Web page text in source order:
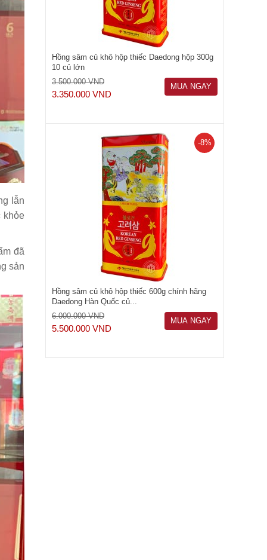
lẫn
khỏe
đã
sản
Hồng sâm củ khô hộp thiếc Daedong hộp 300g
10 củ lớn
3.500.000 VND
3.350.000 VND
MUA NGAY
Hồng sâm củ khô hộp thiếc 600g chính hãng
Daedong Hàn Quốc củ...
6.000.000 VND
5.500.000 VND
MUA NGAY
-8%